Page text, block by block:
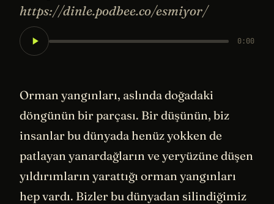
https://dinle.podbee.co/esmiyor/
0:00
Orman yangınları, aslında doğadaki
döngünün bir parçası. Bir düşünün, biz
insanlar bu dünyada henüz yokken de
patlayan yanardağların ve yeryüzüne düşen
yıldırımların yarattığı orman yangınları
hep vardı. Bizler bu dünyadan silindiğimiz